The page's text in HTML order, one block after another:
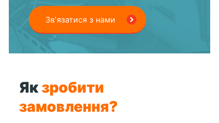
Зв'язатися з нами
Якзробити
замовлення?